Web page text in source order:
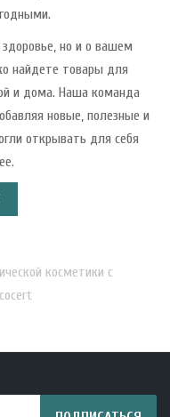
но и о вашем
найдете товары для
и дома. Наша команда
новые, полезные и
открывать для себя